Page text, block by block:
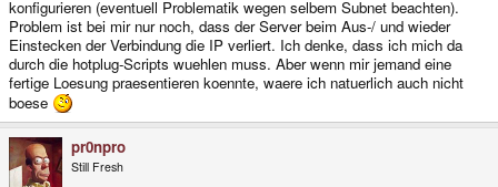
konfigurieren (eventuell Problematik wegen selbem Subnet beachten).
Problem ist bei mir nur noch, dass der Server beim Aus-/ und wieder
Einstecken der Verbindung die IP verliert. Ich denke, dass ich mich da
durch die hotplug-Scripts wuehlen muss. Aber wenn mir jemand eine
fertige Loesung praesentieren koennte, waere ich natuerlich auch nicht
boese
pr0npro
Still Fresh